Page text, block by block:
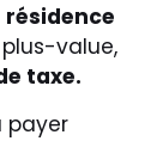
résidence
value,
taxe.
payer